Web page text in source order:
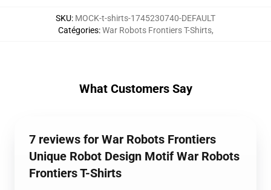
SKU: MOCK-t-shirts-1745230740-DEFAULT
Catégories:War Robots Frontiers T-Shirts,
What Customers Say
7 reviews for War Robots Frontiers
Unique Robot Design Motif War Robots
Frontiers T-Shirts